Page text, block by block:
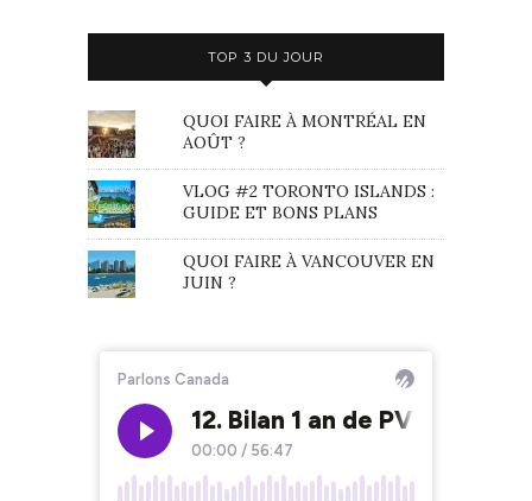
TOP 3 DU JOUR
QUOI FAIRE À MONTRÉAL EN
AOÛT ?
VLOG #2 TORONTO ISLANDS :
GUIDE ET BONS PLANS
QUOI FAIRE À VANCOUVER EN
JUIN ?